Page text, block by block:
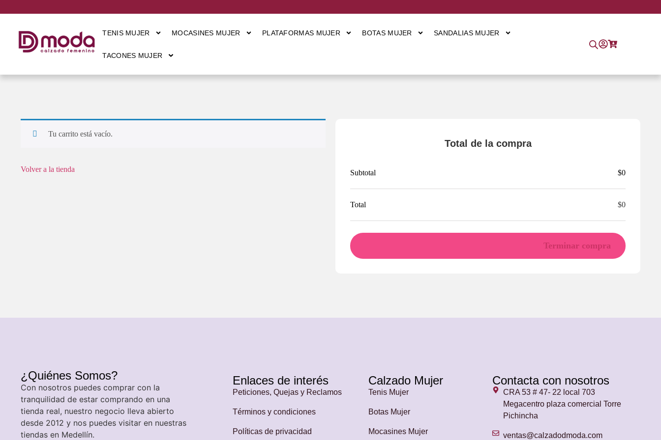
TENIS MUJER MOCASINES MUJER PLATAFORMAS MUJER BOTAS MUJER SANDALIAS MUJER
TACONES MUJER
Tu carrito está vacío.
Volver a la tienda
Total de la compra
Subtotal $0
Total $0
Terminar compra
¿Quiénes Somos?
Con nosotros puedes comprar con la
tranquilidad de estar comprando en una
tienda real, nuestro negocio lleva abierto
desde 2012 y nos puedes visitar en nuestras
tiendas en Medellín.
Enlaces de interés
Peticiones, Quejas y Reclamos
Términos y condiciones
Políticas de privacidad
Calzado Mujer
Tenis Mujer
Botas Mujer
Mocasines Mujer
Contacta con nosotros
CRA 53 # 47- 22 local 703
Megacentro plaza comercial Torre
Pichincha
ventas@calzadodmoda.com